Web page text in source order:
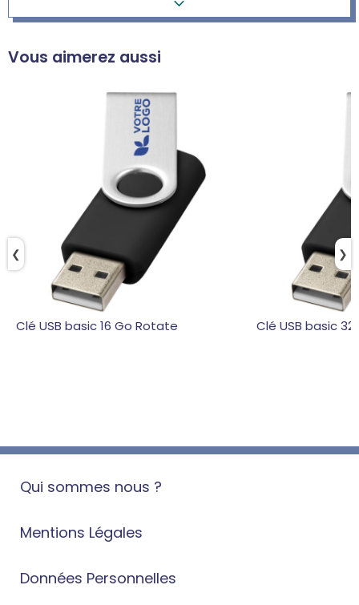
Vous aimerez aussi
Clé USB basic 16 Go Rotate Clé USB basic
❯
❮
Qui sommes nous ?
Mentions Légales
Données Personnelles